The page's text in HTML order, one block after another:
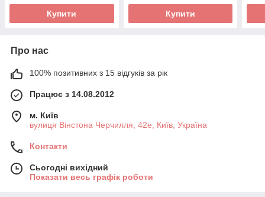
Купити Купити
Про нас
100% позитивних з 15 відгуків за рік
Працює з 14.08.2012
м. Київ
вулиця Вінстона Черчилля, 42е, Київ, Україна
Контакти
Сьогодні вихідний
Показати весь графік роботи